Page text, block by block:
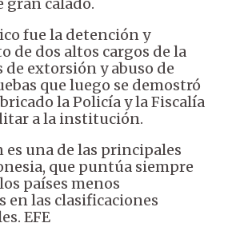
fue la detención y
de dos altos cargos de la
de extorsión y abuso de
que luego se demostró
la Policía y la Fiscalía
a la institución.
una de las principales
que puntúa siempre
países menos
en las clasificaciones
EFE